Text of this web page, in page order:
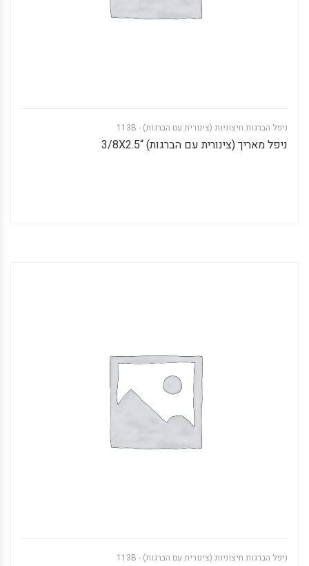
ניפל הברגות חיצוניות (צינורית עם הברגות) - 113B
ניפל מאריך (צינורית עם הברגות) “3/8X2.5
ניפל הברגות חיצוניות (צינורית עם הברגות) - 113B